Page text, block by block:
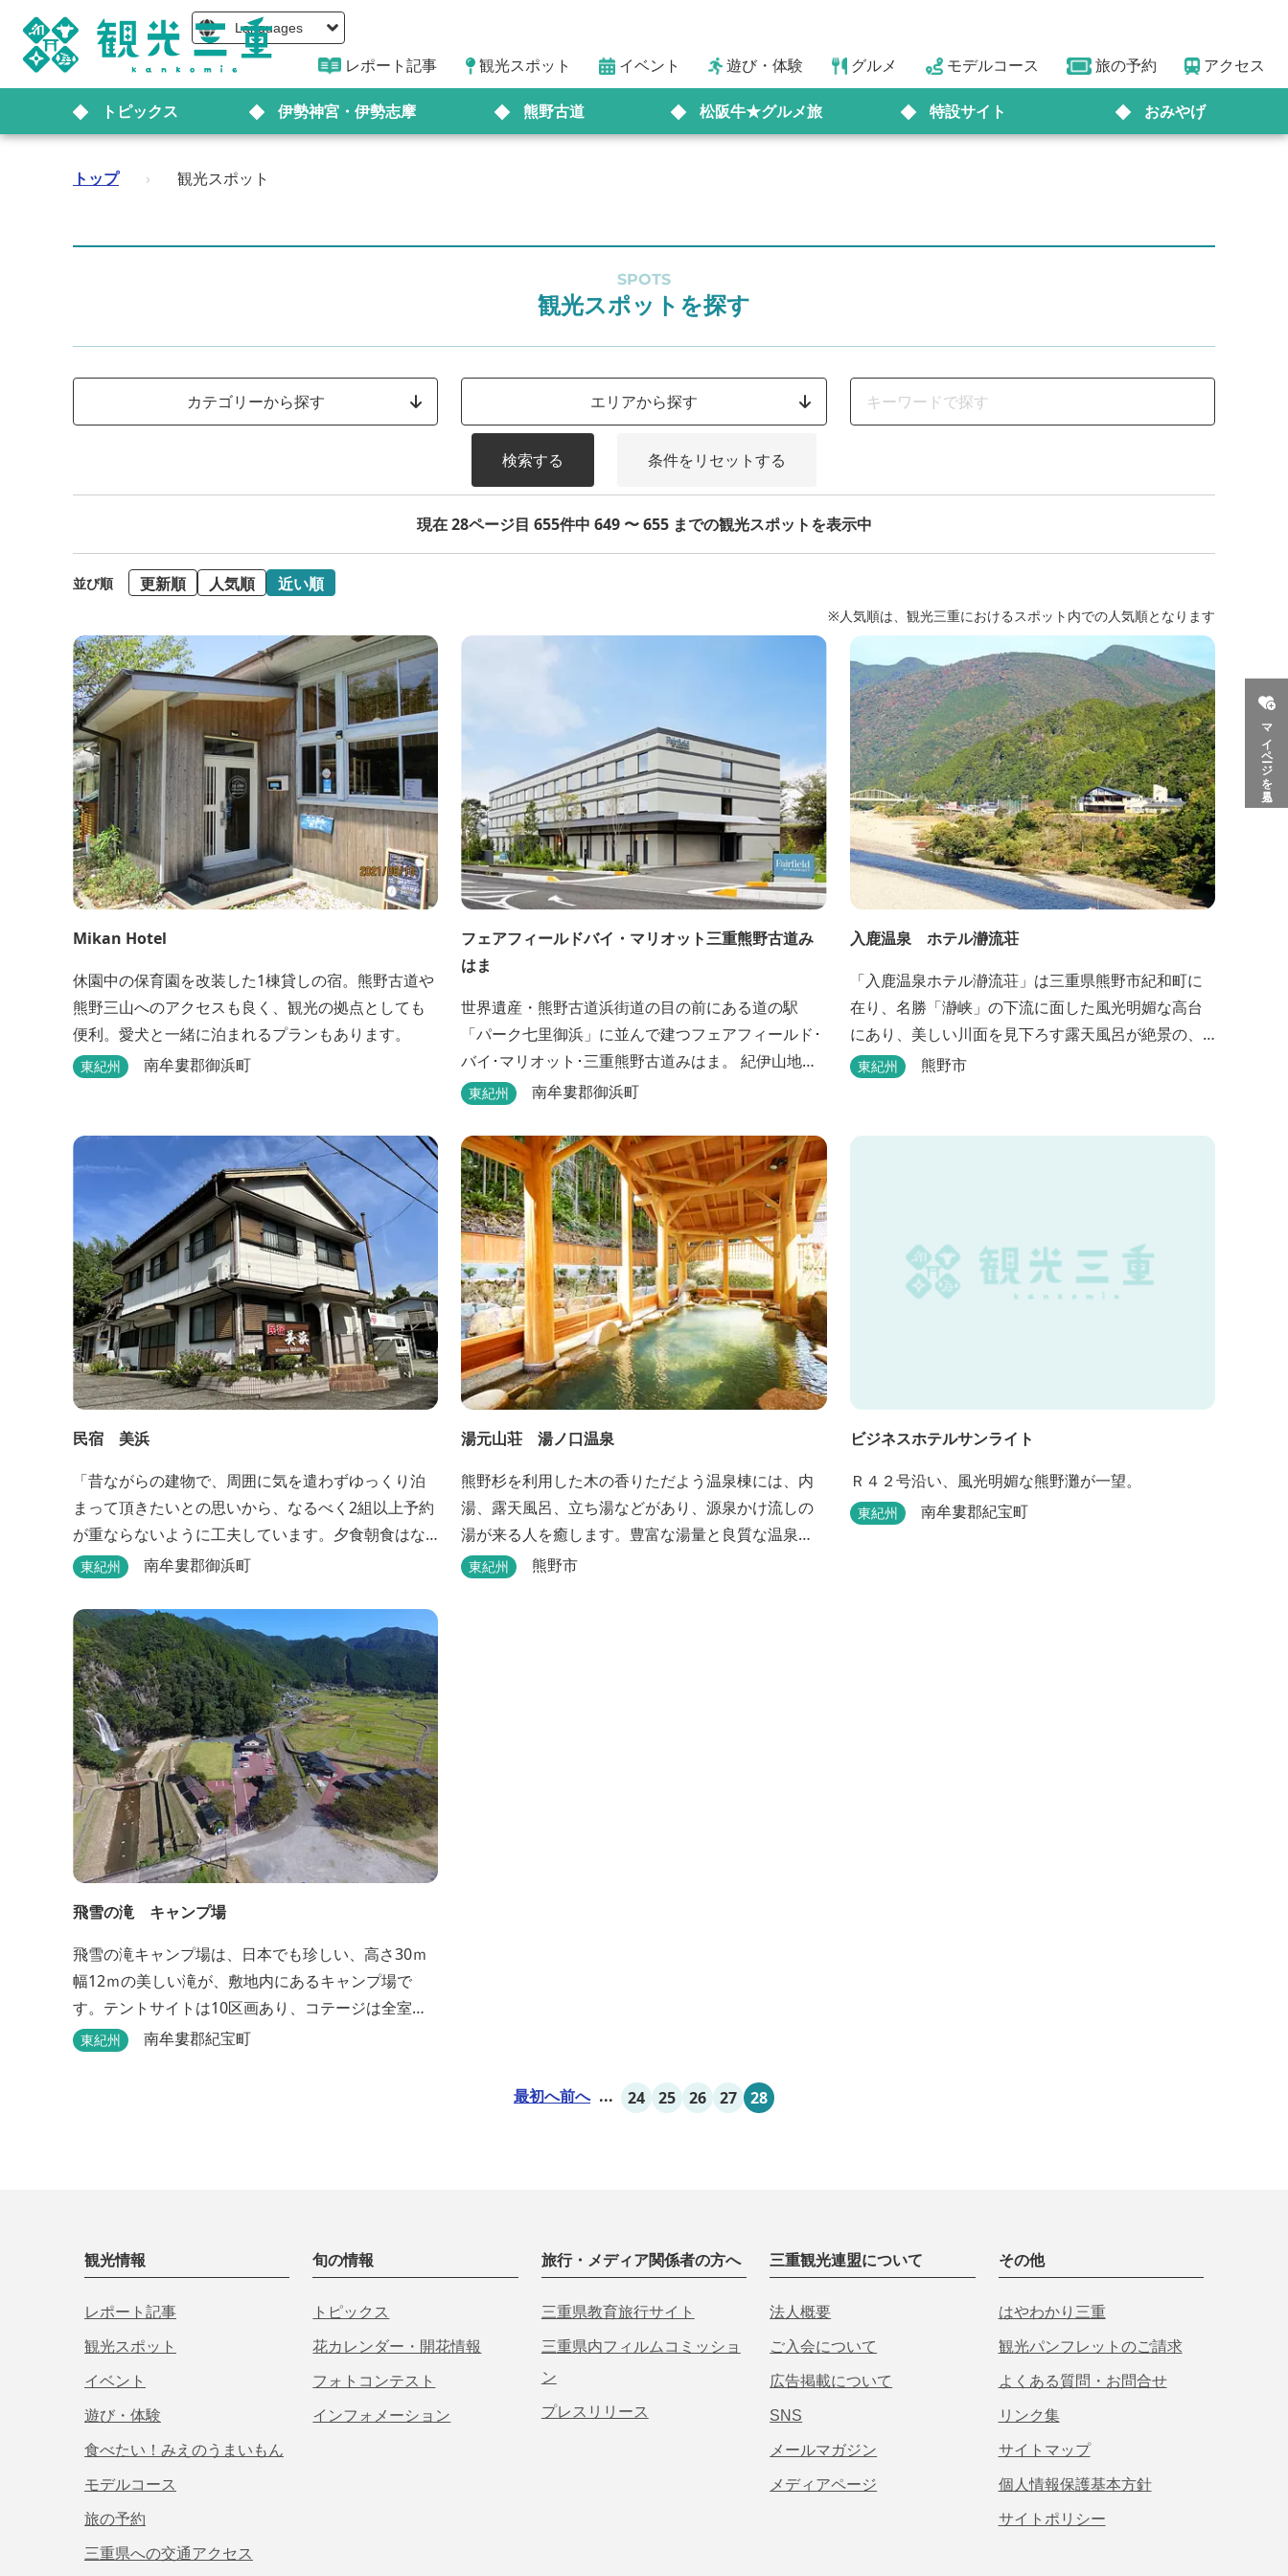
Languages
レポート記事 観光スポット イベント 遊び・体験 グルメ モデルコース 旅の予約 アクセス
トピックス 伊勢神宮・伊勢志摩 熊野古道 松阪牛★グルメ旅 特設サイト おみやげ
マイページを見る
トップ › 観光スポット
SPOTS
観光スポットを探す
カテゴリーから探す エリアから探す
検索する 条件をリセットする
現在 28ページ目 655件中 649 〜 655 までの観光スポットを表示中
並び順 更新順 人気順 近い順
※人気順は、観光三重におけるスポット内での人気順となります
Mikan Hotel
休園中の保育園を改装した1棟貸しの宿。熊野古道や
熊野三山へのアクセスも良く、観光の拠点としても
便利。愛犬と一緒に泊まれるプランもあります。
東紀州 南牟婁郡御浜町
フェアフィールドバイ・マリオット三重熊野古道み
はま
世界遺産・熊野古道浜街道の目の前にある道の駅
「パーク七里御浜」に並んで建つフェアフィールド･
バイ･マリオット･三重熊野古道みはま。 紀伊山地を
背に雄大な熊野灘を望み、渚百選に選ばれた七里御
て暖かで過ごしやすく、季節を通じて穫れる数々の
品種のみかんをはじめ、豊富な畑の幸や海の幸を堪
能していただけます。 風光明媚な御浜を巡る旅の拠
点として、当...
東紀州 南牟婁郡御浜町
入鹿温泉 ホテル瀞流荘
「入鹿温泉ホテル瀞流荘」は三重県熊野市紀和町に
在り、名勝「瀞峡」の下流に面した風光明媚な高台
にあり、美しい川面を見下ろす露天風呂が絶景の、
静かにゆっくりとお過ごしいただくことができる温
（熊野三山）、玉置神社が近くに点在し、和歌山・
東紀州 熊野市
民宿 美浜
「昔ながらの建物で、周囲に気を遣わずゆっくり泊
まって頂きたいとの思いから、なるべく2組以上予約
が重ならないように工夫しています。夕食朝食はな
るべく、地元のものを使って、仕事などで連泊の方
し重なった場合は、ごめんなさい。
東紀州 南牟婁郡御浜町
湯元山荘 湯ノ口温泉
熊野杉を利用した木の香りただよう温泉棟には、内
湯、露天風呂、立ち湯などがあり、源泉かけ流しの
湯が来る人を癒します。豊富な湯量と良質な温泉
で、日帰り入浴はもちろん、バンガローやロッジな
東紀州 熊野市
ビジネスホテルサンライト
Ｒ４２号沿い、風光明媚な熊野灘が一望。
東紀州 南牟婁郡紀宝町
飛雪の滝 キャンプ場
飛雪の滝キャンプ場は、日本でも珍しい、高さ30ｍ
幅12ｍの美しい滝が、敷地内にあるキャンプ場で
す。テントサイトは10区画あり、コテージは全室で8
棟あります。近年は滝つぼを水風呂にしたサウナが
東紀州 南牟婁郡紀宝町
最初へ前へ ... 24 25 26 27 28
観光情報
レポート記事
観光スポット
イベント
遊び・体験
食べたい！みえのうまいもん
モデルコース
旅の予約
三重県への交通アクセス
旬の情報
トピックス
花カレンダー・開花情報
フォトコンテスト
インフォメーション
旅行・メディア関係者の方へ
三重県教育旅行サイト
三重県内フィルムコミッショ
ン
プレスリリース
三重観光連盟について
法人概要
ご入会について
広告掲載について
SNS
メールマガジン
メディアページ
その他
はやわかり三重
観光パンフレットのご請求
よくある質問・お問合せ
リンク集
サイトマップ
個人情報保護基本方針
サイトポリシー